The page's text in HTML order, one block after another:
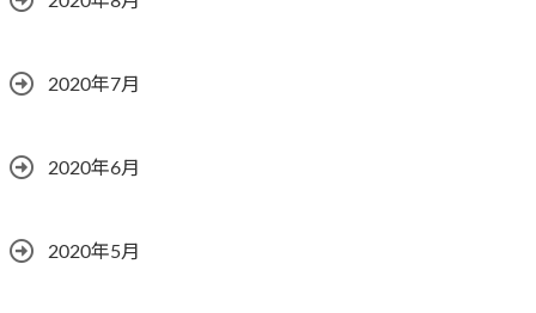
2020年7月
2020年6月
2020年5月